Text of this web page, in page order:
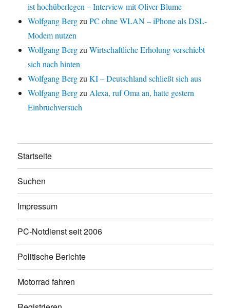
ist hochüberlegen – Interview mit Oliver Blume
Wolfgang BergzuPC ohne WLAN – iPhone als DSL-
Modem nutzen
Wolfgang BergzuWirtschaftliche Erholung verschiebt
sich nach hinten
Wolfgang BergzuKI – Deutschland schließt sich aus
Wolfgang Bergzu Alexa, ruf Oma an, hatte gestern
Einbruchversuch
Startseite
Suchen
Impressum
PC-Notdienst seit 2006
Politische Berichte
Motorrad fahren